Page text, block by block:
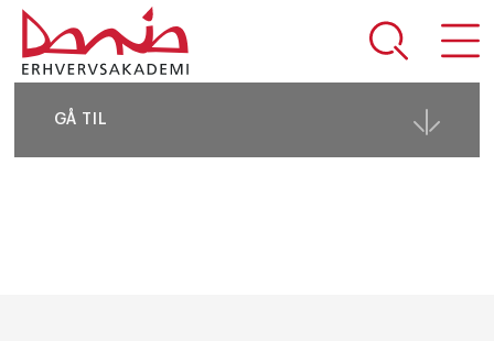
GÅ TIL
DEL SIDEN